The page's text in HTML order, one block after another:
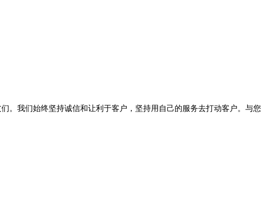
。我们始终坚持诚信和让利于客户，坚持用自己的服务去打动客户。与您